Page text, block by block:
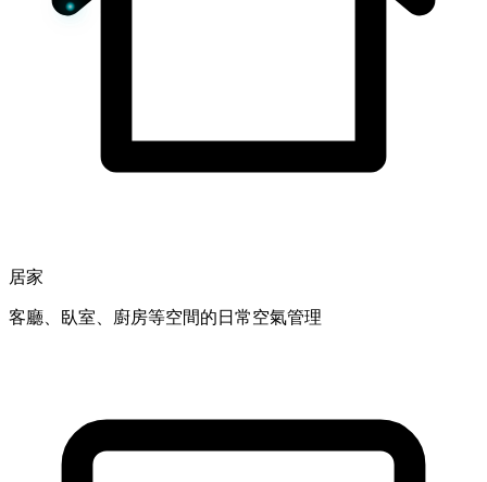
居家
客廳、臥室、廚房等空間的日常空氣管理